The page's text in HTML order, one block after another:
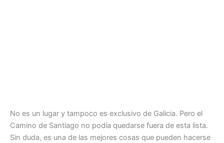
No es un lugar y tampoco es exclusivo de Galicia. Pero el
Camino de Santiago no podía quedarse fuera de esta lista.
Sin duda, es una de las mejores cosas que pueden hacerse